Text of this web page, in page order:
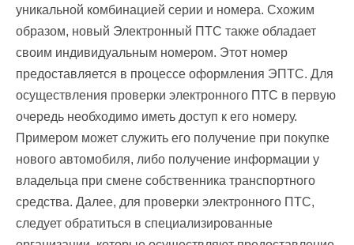
уникальной комбинацией серии и номера. Схожим
образом, новый Электронный ПТС также обладает
своим индивидуальным номером. Этот номер
предоставляется в процессе оформления ЭПТС. Для
осуществления проверки электронного ПТС в первую
очередь необходимо иметь доступ к его номеру.
Примером может служить его получение при покупке
нового автомобиля, либо получение информации у
владельца при смене собственника транспортного
средства. Далее, для проверки электронного ПТС,
следует обратиться в специализированные